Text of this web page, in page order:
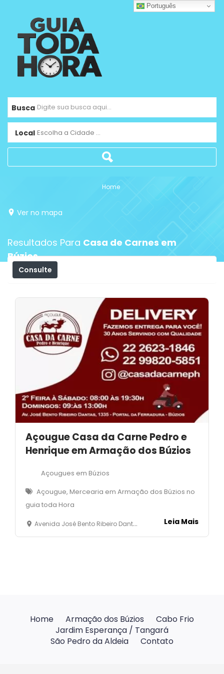
Busca
Local Escolha a Cidade ...
Home
Ver no mapa
Resultados Para Casa de Carnes em
Búzios
Consulte
Açougue Casa da Carne Pedro e
Henrique em Armação dos Búzios
Açougues em Búzios
Açougue, Mercearia em Armação dos Búzios no
guia toda Hora
Avenida José Bento Ribeiro Dantas, 1335 - Mangunhos - Armação dos Búzios Leia Mais
Home Armação dos Búzios
Cabo Frio
Jardim Esperança / Tangará
São Pedro da Aldeia
Contato
Português